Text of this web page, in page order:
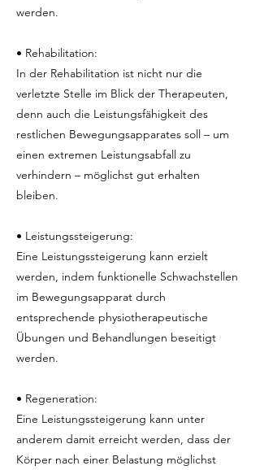
werden.
• Rehabilitation:
In der Rehabilitation ist nicht nur die
verletzte Stelle im Blick der Therapeuten,
denn auch die Leistungsfähigkeit des
restlichen Bewegungsapparates soll – um
einen extremen Leistungsabfall zu
verhindern – möglichst gut erhalten
bleiben.
• Leistungssteigerung:
Eine Leistungssteigerung kann erzielt
werden, indem funktionelle Schwachstellen
im Bewegungsapparat durch
entsprechende physiotherapeutische
Übungen und Behandlungen beseitigt
werden.
• Regeneration:
Eine Leistungssteigerung kann unter
anderem damit erreicht werden, dass der
Körper nach einer Belastung möglichst